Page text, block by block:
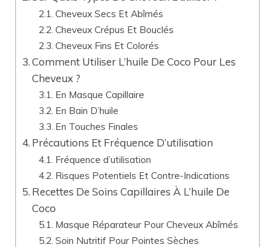
Cheveux Secs Et Abîmés
Cheveux Crépus Et Bouclés
Cheveux Fins Et Colorés
Comment Utiliser L’huile De Coco Pour Les
Cheveux ?
En Masque Capillaire
En Bain D’huile
En Touches Finales
Précautions Et Fréquence D’utilisation
Fréquence d’utilisation
Risques Potentiels Et Contre-Indications
Recettes De Soins Capillaires À L’huile De
Coco
Masque Réparateur Pour Cheveux Abîmés
Soin Nutritif Pour Pointes Sèches